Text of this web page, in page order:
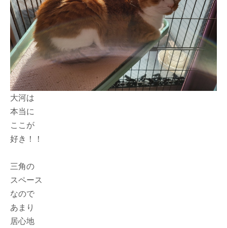
大河は
本当に
ここが
好き！！
三角の
スペース
なので
あまり
居心地